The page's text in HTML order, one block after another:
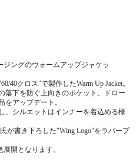
ングのウォームアップジャケッ
40クロス"で製作したWarm Up Jacket。
落下を防ぐ上向きのポケット、ドロー
をアップデート。
、シルエットはインナーを着込める様
が書き下ろした"Wing Logo"をラバープ
開となります。